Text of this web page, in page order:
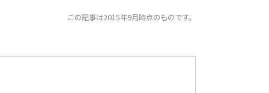
この記事は2015年9月時点のものです。